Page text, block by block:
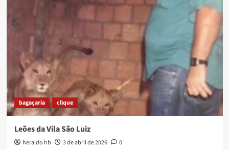
bagaçaria clique
Leões da Vila São Luiz
heraldo hb 3 de abril de 2026 0